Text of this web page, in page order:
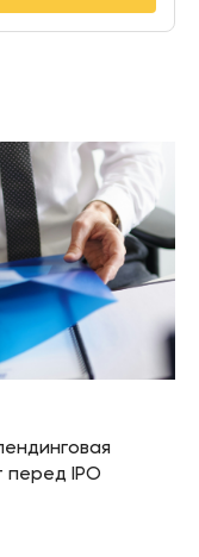
перед IPO